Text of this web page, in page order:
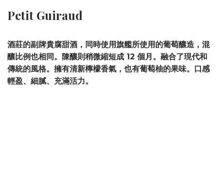
Petit Guiraud
酒莊的副牌貴腐甜酒，同時使用旗艦所使用的葡萄釀造，混
釀比例也相同。陳釀則稍微縮短成 12 個月。融合了現代和
傳統的風格。擁有清新檸檬香氣，也有葡萄柚的果味。口感
輕盈、細膩、充滿活力。